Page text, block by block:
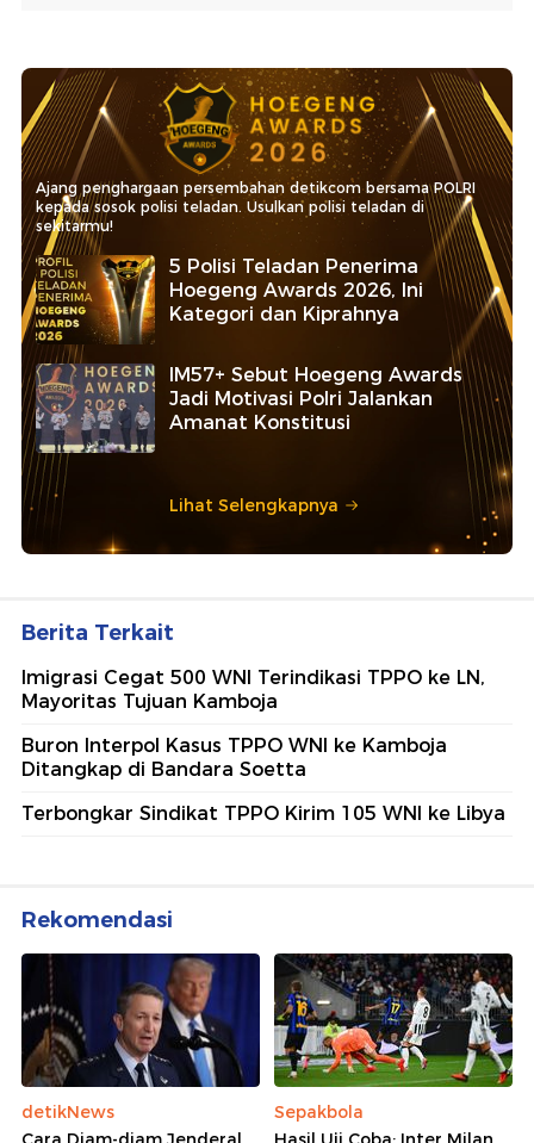
Ajang penghargaan persembahan detikcom bersama POLRI
kepada sosok polisi teladan. Usulkan polisi teladan di
sekitarmu!
5 Polisi Teladan Penerima
Hoegeng Awards 2026, Ini
Kategori dan Kiprahnya
IM57+ Sebut Hoegeng Awards
Jadi Motivasi Polri Jalankan
Amanat Konstitusi
Lihat Selengkapnya
Berita Terkait
Imigrasi Cegat 500 WNI Terindikasi TPPO ke LN,
Mayoritas Tujuan Kamboja
Buron Interpol Kasus TPPO WNI ke Kamboja
Ditangkap di Bandara Soetta
Terbongkar Sindikat TPPO Kirim 105 WNI ke Libya
Rekomendasi
detikNews
Sepakbola